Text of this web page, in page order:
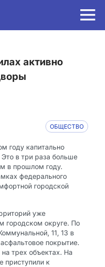
ОБЩЕСТВО
году капитально
в три раза больше
в прошлом году.
федерального
городской
уже
городском округе. По
11, 13 в
покрытие.
трех объектах. На
приступили к